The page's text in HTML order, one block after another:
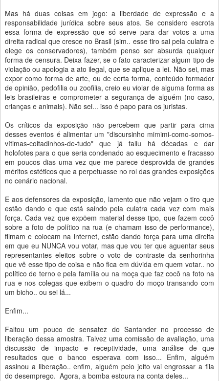
Mas há duas coisas em jogo: a liberdade de expressão e a
responsabilidade jurídica sobre seus atos. Se considero escrota
essa forma de expressão que só serve para dar votos a uma
direita radical que cresce no Brasil (sim.. esse tiro sai pela culatra e
elege os conservadores), também penso ser absurda qualquer
forma de censura. Deixa fazer, se o fato caracterizar algum tipo de
violação ou apologia a ato ilegal, que se aplique a lei. Não sei, mas
expor como forma de arte, ou de certa forma, conteúdo formador
de opinião, pedofilia ou zoofilia, creio eu violar de alguma forma as
leis brasileiras e comprometer a segurança de alguém (no caso,
crianças e animais). Não sei... isso é papo para os juristas.
Os críticos da exposição não percebem que partir para cima
desses eventos é alimentar um "discursinho mimimi-como-somos-
vítimas-coitadinhos-de-tudo" que já faliu há décadas e dar
holofotes para o que seria condenado ao esquecimento e fracasso
em poucos dias uma vez que me parece desprovida de grandes
méritos estéticos que a perpetuasse no rol das grandes exposições
no cenário nacional.
E aos defensores da exposição, lamento que não vejam o tiro que
estão dando e que está saindo pela culatra cada vez com mais
força. Cada vez que expõem material desse tipo, que fazem cocô
sobre a foto de político na rua (e chamam isso de performance),
filmam e colocam na internet, estão dando força para uma direita
em que eu NUNCA vou votar, mas que vou ter que aguentar seus
representantes eleitos sobre o voto de contraste da senhorinha
que vê esse tipo de coisa e não fica em dúvida em quem votar.. no
político de terno e pela família ou na moça que faz cocô na foto na
rua e nos colegas que exibem o quadro do moço transando com
um bicho.. ou sei lá...
Enfim...
Faltou um pouco de sensatez do Santander no processo de
liberação dessa amostra. Talvez uma comissão de avaliação, uma
discussão de impacto e receptividade, uma análise de que
resultados que o banco esperava com isso... Enfim, alguém
assinou a liberação.. enfim, alguém pelo jeito vai engrossar a fila
do desemprego. Agora, a bomba estoura na conta deles...